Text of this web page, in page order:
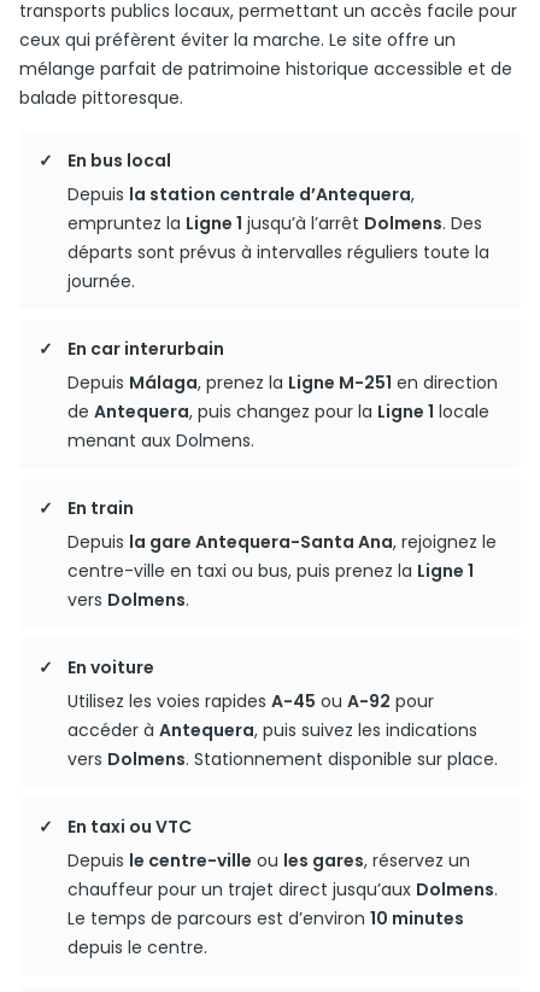
transports publics locaux, permettant un accès facile pour
ceux qui préfèrent éviter la marche. Le site offre un
mélange parfait de patrimoine historique accessible et de
balade pittoresque.
En bus local
Depuis la station centrale d’Antequera,
empruntez la Ligne 1 jusqu’à l’arrêt Dolmens. Des
départs sont prévus à intervalles réguliers toute la
journée.
En car interurbain
Depuis Málaga, prenez la Ligne M-251 en direction
de Antequera, puis changez pour la Ligne 1 locale
menant aux Dolmens.
En train
Depuis la gare Antequera-Santa Ana, rejoignez le
centre-ville en taxi ou bus, puis prenez la Ligne 1
vers Dolmens.
En voiture
Utilisez les voies rapides A-45 ou A-92 pour
accéder à Antequera, puis suivez les indications
vers Dolmens. Stationnement disponible sur place.
En taxi ou VTC
Depuis le centre-ville ou les gares, réservez un
chauffeur pour un trajet direct jusqu’aux Dolmens.
Le temps de parcours est d’environ 10 minutes
depuis le centre.